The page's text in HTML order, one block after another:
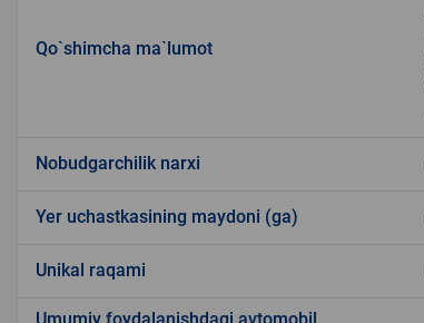
Qo`shimcha ma`lumot
Nobudgarchilik narxi
Yer uchastkasining maydoni (ga)
Unikal raqami